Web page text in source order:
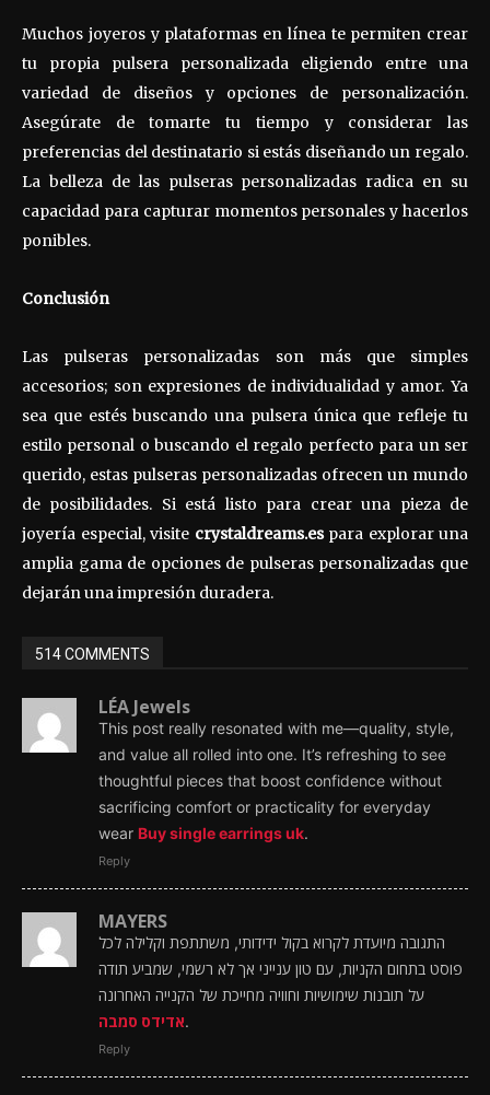
Muchos joyeros y plataformas en línea te permiten crear
tu propia pulsera personalizada eligiendo entre una
variedad de diseños y opciones de personalización.
Asegúrate de tomarte tu tiempo y considerar las
preferencias del destinatario si estás diseñando un regalo.
La belleza de las pulseras personalizadas radica en su
capacidad para capturar momentos personales y hacerlos
ponibles.
Conclusión
Las pulseras personalizadas son más que simples
accesorios; son expresiones de individualidad y amor. Ya
sea que estés buscando una pulsera única que refleje tu
estilo personal o buscando el regalo perfecto para un ser
querido, estas pulseras personalizadas ofrecen un mundo
de posibilidades. Si está listo para crear una pieza de
joyería especial, visite crystaldreams.espara explorar una
amplia gama de opciones de pulseras personalizadas que
dejarán una impresión duradera.
514 COMMENTS
LÉA Jewels
This post really resonated with me—quality, style,
and value all rolled into one. It’s refreshing to see
thoughtful pieces that boost confidence without
sacrificing comfort or practicality for everyday
wear Buy single earrings uk.
Reply
MAYERS
התגובה מיועדת לקרוא בקול ידידותי, משתתפת וקלילה לכל
פוסט בתחום הקניות, עם טון ענייני אך לא רשמי, שמביע תודה
על תובנות שימושיות וחוויה מחייכת של הקנייה האחרונה
אדידס סמבה.
Reply